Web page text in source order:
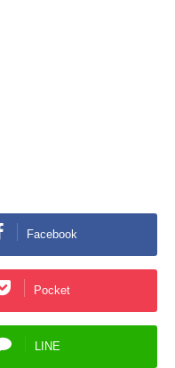
Facebook
Pocket
LINE